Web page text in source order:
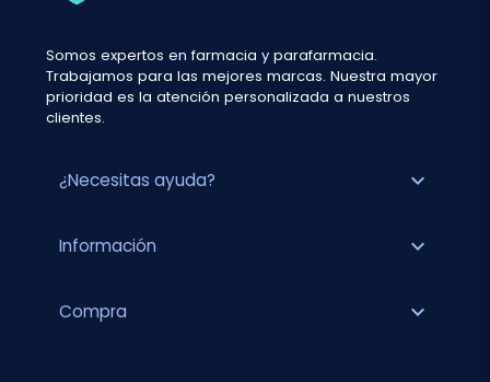
Somos expertos en farmacia y parafarmacia.
Trabajamos para las mejores marcas. Nuestra mayor
prioridad es la atención personalizada a nuestros
clientes.
¿Necesitas ayuda? expand_more
Información expand_more
Compra expand_more